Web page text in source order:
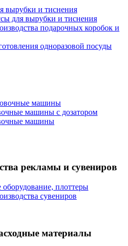
вырубки и тиснения
для вырубки и тиснения
подарочных коробок и
одноразовой посуды
машины
машины с дозатором
машины
рекламы и сувениров
оборудование, плоттеры
сувениров
материалы